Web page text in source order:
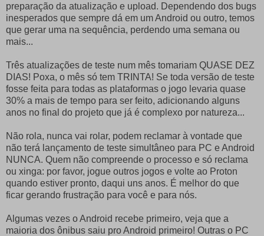
preparação da atualização e upload. Dependendo dos bugs
inesperados que sempre dá em um Android ou outro, temos
que gerar uma na sequência, perdendo uma semana ou
mais...
Três atualizações de teste num mês tomariam QUASE DEZ
DIAS! Poxa, o mês só tem TRINTA! Se toda versão de teste
fosse feita para todas as plataformas o jogo levaria quase
30% a mais de tempo para ser feito, adicionando alguns
anos no final do projeto que já é complexo por natureza...
Não rola, nunca vai rolar, podem reclamar à vontade que
não terá lançamento de teste simultâneo para PC e Android
NUNCA. Quem não compreende o processo e só reclama
ou xinga: por favor, jogue outros jogos e volte ao Proton
quando estiver pronto, daqui uns anos. É melhor do que
ficar gerando frustração para você e para nós.
Algumas vezes o Android recebe primeiro, veja que a
maioria dos ônibus saiu pro Android primeiro! Outras o PC